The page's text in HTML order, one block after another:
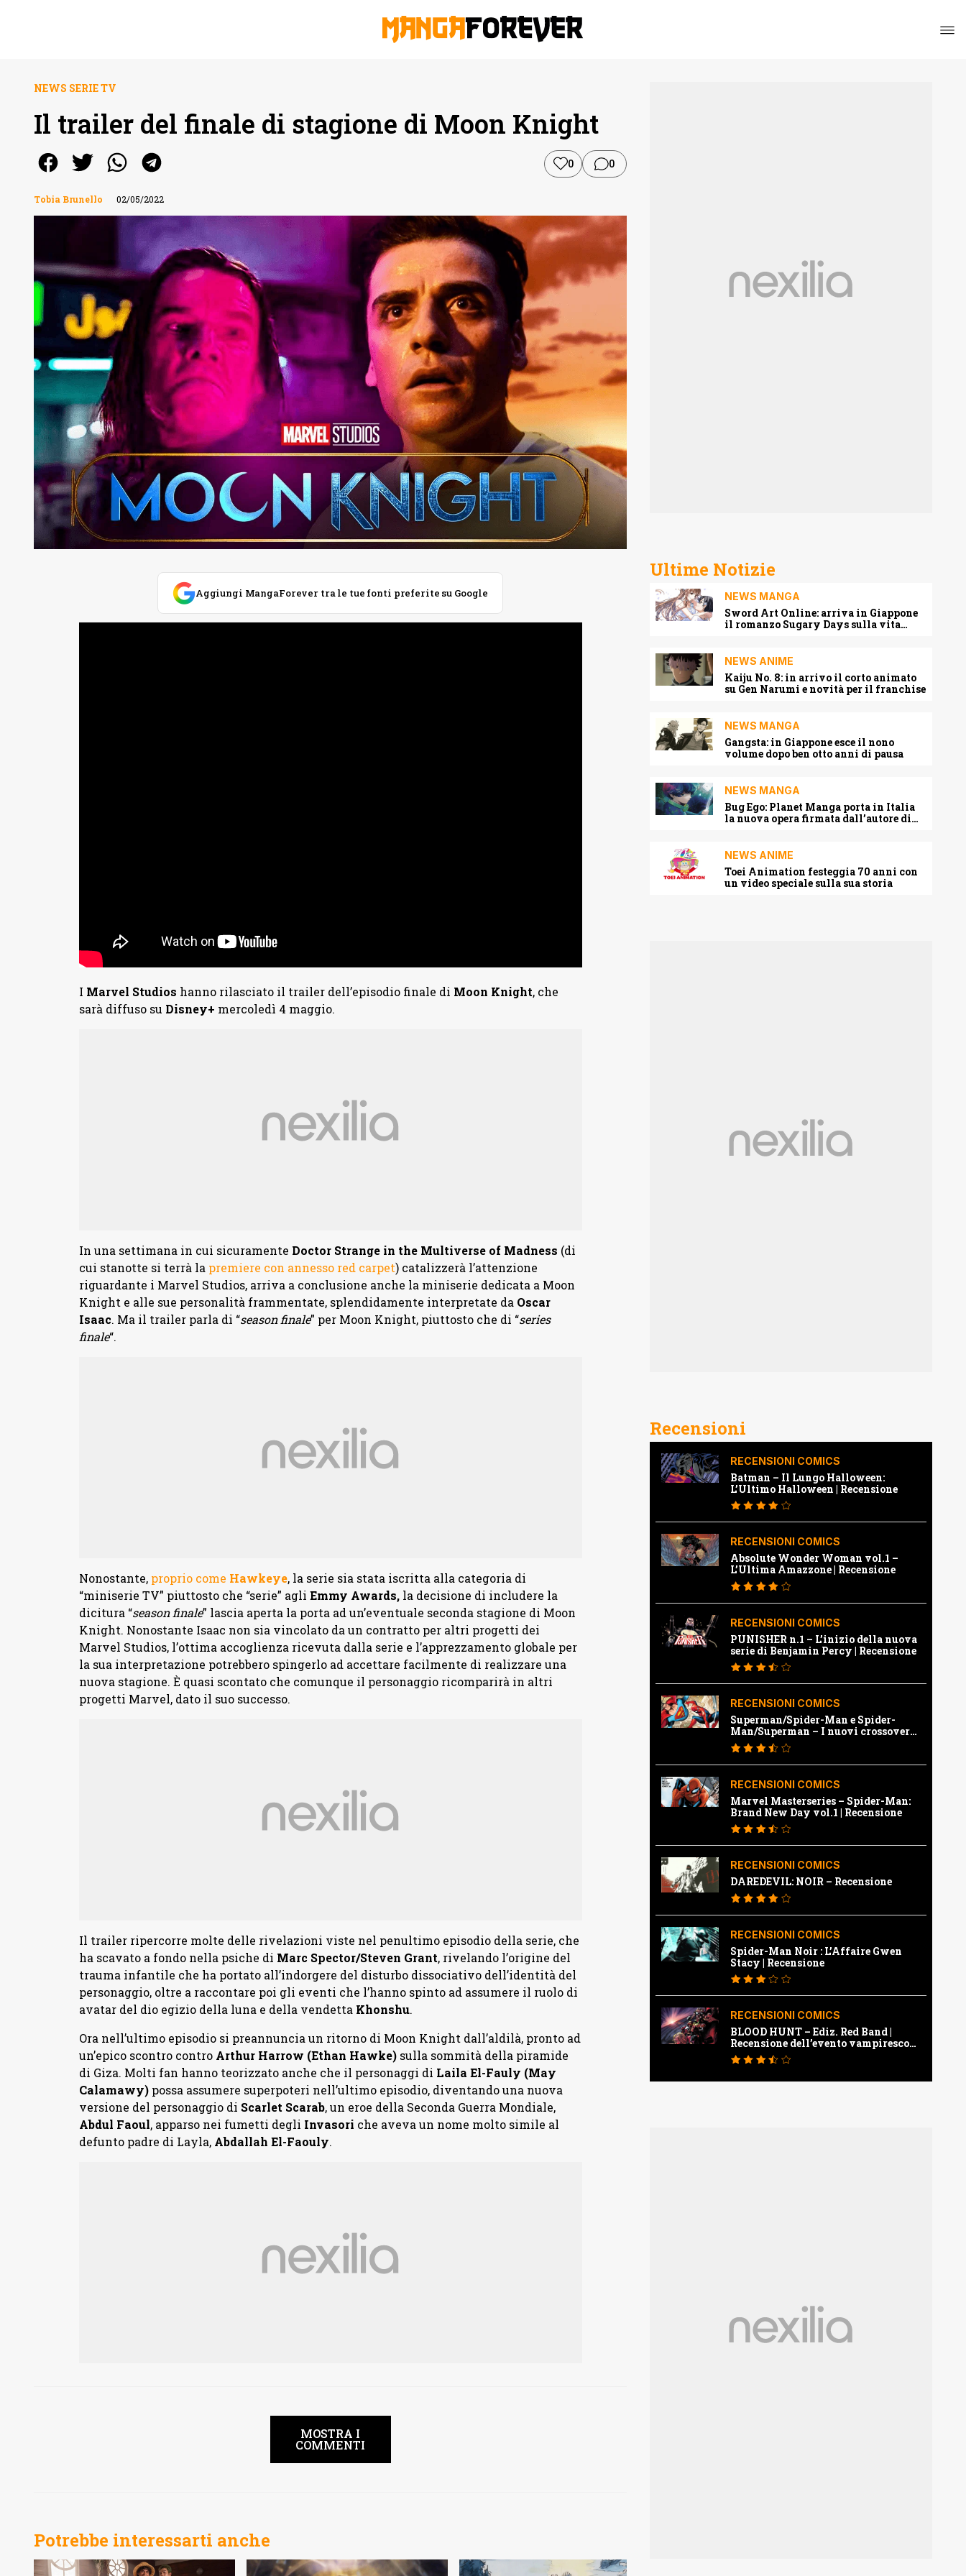
NEWS SERIE TV
Il trailer del finale di stagione di Moon Knight
0 0
Tobia Brunello 02/05/2022
Aggiungi MangaForever tra le tue fonti preferite su Google
I Marvel Studios hanno rilasciato il trailer dell’episodio finale di Moon Knight, che
sarà diffuso su Disney+ mercoledì 4 maggio.
In una settimana in cui sicuramente Doctor Strange in the Multiverse of Madness (di
cui stanotte si terrà la premiere con annesso red carpet) catalizzerà l’attenzione
riguardante i Marvel Studios, arriva a conclusione anche la miniserie dedicata a Moon
Knight e alle sue personalità frammentate, splendidamente interpretate da Oscar
Isaac. Ma il trailer parla di “season finale” per Moon Knight, piuttosto che di “series
finale“.
Nonostante, proprio come Hawkeye, la serie sia stata iscritta alla categoria di
“miniserie TV” piuttosto che “serie” agli Emmy Awards,la decisione di includere la
dicitura “season finale” lascia aperta la porta ad un’eventuale seconda stagione di Moon
Knight. Nonostante Isaac non sia vincolato da un contratto per altri progetti dei
Marvel Studios, l’ottima accoglienza ricevuta dalla serie e l’apprezzamento globale per
la sua interpretazione potrebbero spingerlo ad accettare facilmente di realizzare una
nuova stagione. È quasi scontato che comunque il personaggio ricomparirà in altri
progetti Marvel, dato il suo successo.
Il trailer ripercorre molte delle rivelazioni viste nel penultimo episodio della serie, che
ha scavato a fondo nella psiche di Marc Spector/Steven Grant, rivelando l’origine del
trauma infantile che ha portato all’indorgere del disturbo dissociativo dell’identità del
personaggio, oltre a raccontare poi gli eventi che l’hanno spinto ad assumere il ruolo di
avatar del dio egizio della luna e della vendetta Khonshu.
Ora nell’ultimo episodio si preannuncia un ritorno di Moon Knight dall’aldilà, pronto ad
un’epico scontro contro Arthur Harrow (Ethan Hawke)sulla sommità della piramide
di Giza. Molti fan hanno teorizzato anche che il personaggi di Laila El-Fauly (May
Calamawy)possa assumere superpoteri nell’ultimo episodio, diventando una nuova
versione del personaggio di Scarlet Scarab, un eroe della Seconda Guerra Mondiale,
Abdul Faoul, apparso nei fumetti degli Invasori che aveva un nome molto simile al
defunto padre di Layla, Abdallah El-Faouly.
MOSTRA I
COMMENTI
Potrebbe interessarti anche
Ultime Notizie
NEWS MANGA
Sword Art Online: arriva in Giappone
il romanzo Sugary Days sulla vita
NEWS ANIME
Kaiju No. 8: in arrivo il corto animato
su Gen Narumi e novità per il franchise
NEWS MANGA
Gangsta: in Giappone esce il nono
volume dopo ben otto anni di pausa
NEWS MANGA
Bug Ego: Planet Manga porta in Italia
la nuova opera firmata dall’autore di
NEWS ANIME
Toei Animation festeggia 70 anni con
un video speciale sulla sua storia
Recensioni
RECENSIONI COMICS
Batman – Il Lungo Halloween:
L’Ultimo Halloween | Recensione
RECENSIONI COMICS
Absolute Wonder Woman vol.1 –
L’Ultima Amazzone | Recensione
RECENSIONI COMICS
PUNISHER n.1 – L’inizio della nuova
serie di Benjamin Percy | Recensione
RECENSIONI COMICS
Superman/Spider-Man e Spider-
Man/Superman – I nuovi crossover
Marvel e Dc | Recensione
RECENSIONI COMICS
Marvel Masterseries – Spider-Man:
Brand New Day vol.1 | Recensione
RECENSIONI COMICS
DAREDEVIL: NOIR – Recensione
RECENSIONI COMICS
Spider-Man Noir : L’Affaire Gwen
Stacy | Recensione
RECENSIONI COMICS
BLOOD HUNT – Ediz. Red Band |
Recensione dell’evento vampiresco
della Marvel